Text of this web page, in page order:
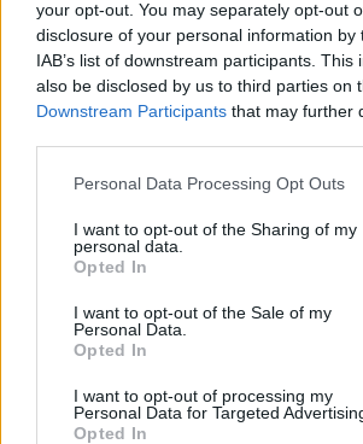
your opt-out. You may separately opt-out
disclosure of your personal information by
IAB’s list of downstream participants. This
also be disclosed by us to third parties on
Downstream Participants that may further
Personal Data Processing Opt Outs
I want to opt-out of the Sharing of my
personal data.
Opted In
I want to opt-out of the Sale of my
Personal Data.
Opted In
I want to opt-out of processing my
Personal Data for Targeted
Opted In
Borítókép: Steam
Szerző:TZeus